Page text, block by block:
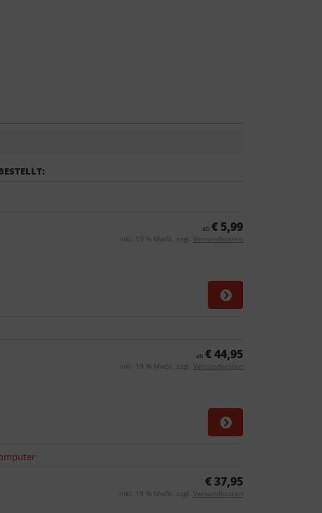
ab € 5,99
inkl. 19 % MwSt. zzgl. Versandkosten
ab € 44,95
inkl. 19 % MwSt. zzgl. Versandkosten
€ 37,95
inkl. 19 % MwSt. zzgl. Versandkosten